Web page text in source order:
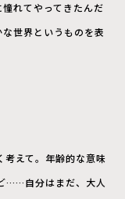
れてやってきたんだ
世界というものを表
考えて。年齢的な意味
……自分はまだ、大人